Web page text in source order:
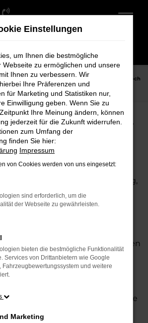
Seat
Seat Ibiza Fahrzeuge bei Schmidt + Koch
bei Schmidt +
perfekte Wahl für alle in
zuverlässiges und modernes
Ob für den täglichen Arbeitsweg,
oder lange Reisen, der Seat
Effizienz und modernes
in der Stadt als auch auf dem
in Rotenburg bietet Ihnen neben
an Seat Fahrzeugen auch
und Service. Wir
der Auswahl des passenden
maßgeschneiderte
sowie Leasingoptionen, die
und Bedarf passen.
Einstellungen
um Ihnen die bestmögliche
Webseite zu ermöglichen und unsere
Ihnen zu verbessern. Wir
Ihre Präferenzen und
für Marketing und Statistiken nur,
Einwilligung geben. Wenn Sie zu
Ihre Meinung ändern, können
jederzeit für die Zukunft widerrufen.
zum Umfang der
finden Sie hier:
Impressum
von Cookies werden von uns eingesetzt:
sind erforderlich, um die
der Webseite zu gewährleisten.
bieten die bestmögliche Funktionalität
Services von Drittanbietern wie Google
Fahrzeugbewertungssystem und weitere
Marketing